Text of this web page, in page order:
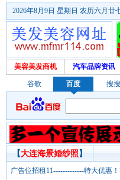
2026年8月9日 星期日 农历六月廿
美容美发商机 汽车品牌资讯
谷歌 百度 搜搜
【大连海景婚纱照 】
广告位招租11-------------特大优惠